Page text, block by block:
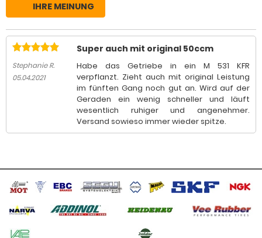
IHRE MEINUNG
Stephanie R.
05.04.2021
Super auch mit original 50ccm
Habe das Getriebe in ein M 531 KFR
verpflanzt. Zieht auch mit original Leistung
im fünften Gang noch gut an. Wird auf der
Geraden ein wenig schneller und läuft
wesentlich ruhiger und angenehmer.
Versand sowieso immer wieder spitze.